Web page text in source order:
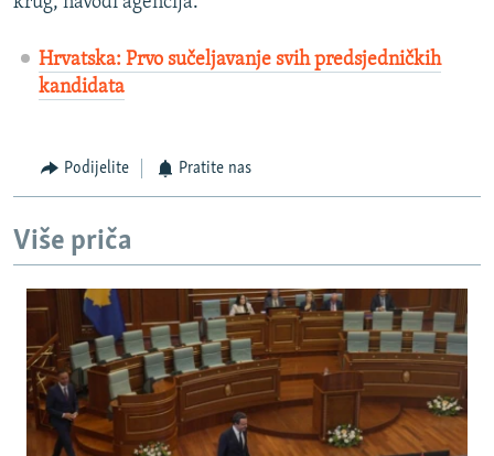
Hrvatska: Prvo sučeljavanje svih predsjedničkih
kandidata
Podijelite Pratite nas
Više priča